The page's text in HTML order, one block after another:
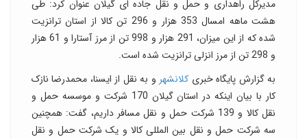
مدیرکل راهداری و حمل و نقل جاده ای گیلان عنوان کرد: طی
هشت ماهه امسال 353 هزار و 296 تن کالا از استان ترانزیت
شده که از این میزان، 291 هزار و 998 تن از مرز آستارا و 61 هزار
و 298 تن از مرز انزلی ترانزیت شده است.
به گزارش پایگاه خبری کلانشهرو به نقل از ایسنا، محمدرضا نازک
کار با بیان اینکه در استان گیلان 170 شرکت و موسسه حمل و
نقل کالا و 139 شرکت حمل و نقل مسافر داریم، گفت: همچنین
سه شرکت حمل و نقل بین المللی کالا و یک شرکت حمل و نقل